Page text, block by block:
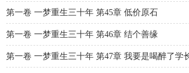
第一卷 一梦重生三十年 第45章 低价原石
第一卷 一梦重生三十年 第46章 结个善缘
第一卷 一梦重生三十年 第47章 我要是喝醉了学